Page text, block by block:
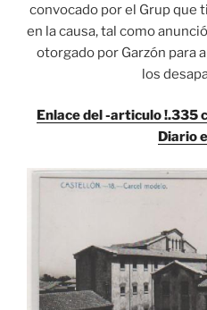
convocado por el Grup que
en la causa, tal como
otorgado por Garzón para
los
Enlace del -articulo !.335
Diario